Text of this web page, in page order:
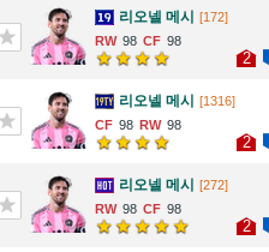
리오넬 메시
[172]
98
98
2
리오넬 메시
[1316]
98
98
2
리오넬 메시
[272]
98
98
2